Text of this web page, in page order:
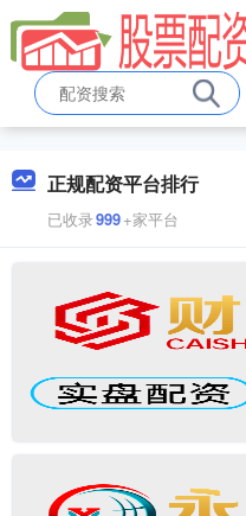
正规配资平台排行
已收录999+家平台